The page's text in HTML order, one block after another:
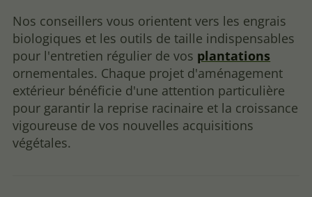
Nos conseillers vous orientent vers les engrais
biologiques et les outils de taille indispensables
pour l'entretien régulier de vos plantations
ornementales. Chaque projet d'aménagement
extérieur bénéficie d'une attention particulière
pour garantir la reprise racinaire et la croissance
vigoureuse de vos nouvelles acquisitions
végétales.